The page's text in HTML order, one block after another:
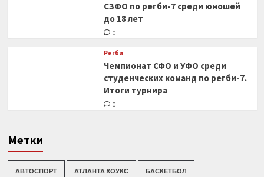
СЗФО по регби-7 среди юношей
до 18 лет
0
Регби
Чемпионат СФО и УФО среди
студенческих команд по регби-7.
Итоги турнира
0
Метки
АВТОСПОРТ АТЛАНТА ХОУКС БАСКЕТБОЛ